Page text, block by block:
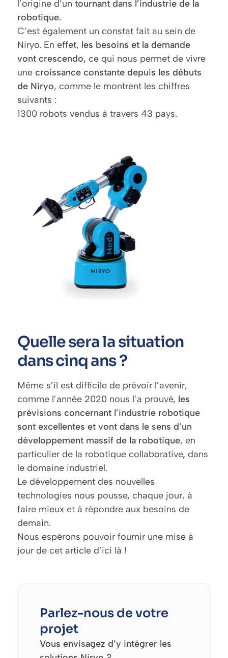
l’origine d’un tournant dans l’industrie de la
robotique.
C’est également un constat fait au sein de
Niryo. En effet, les besoins et la demande
vont crescendo, ce qui nous permet de vivre
une croissance constante depuis les débuts
de Niryo, comme le montrent les chiffres
suivants :
1300 robots vendus à travers 43 pays.
Quelle sera la situation
dans cinq ans ?
Même s’il est difficile de prévoir l’avenir,
comme l’année 2020 nous l’a prouvé, les
prévisions concernant l’industrie robotique
sont excellentes et vont dans le sens d’un
développement massif de la robotique, en
particulier de la robotique collaborative, dans
le domaine industriel.
Le développement des nouvelles
technologies nous pousse, chaque jour, à
faire mieux et à répondre aux besoins de
demain.
Nous espérons pouvoir fournir une mise à
jour de cet article d’ici là !
Parlez-nous de votre
projet
Vous envisagez d’y intégrer les